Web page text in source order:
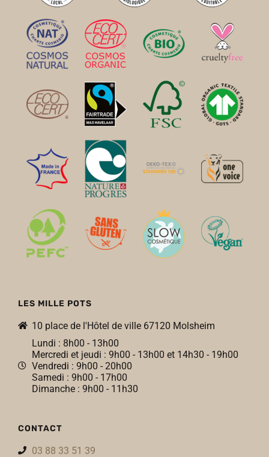
LES MILLE POTS
10 place de l'Hôtel de ville 67120 Molsheim
Lundi : 8h00 - 13h00
Mercredi et jeudi : 9h00 - 13h00 et 14h30 - 19h00
Vendredi : 9h00 - 20h00
Samedi : 9h00 - 17h00
Dimanche : 9h00 - 11h30
CONTACT
03 88 33 51 39